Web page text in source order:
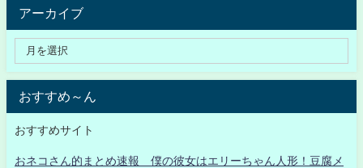
アーカイブ
おすすめ～ん
おすすめサイト
おネコさん的まとめ速報 僕の彼女はエリーちゃん人形！豆腐メ